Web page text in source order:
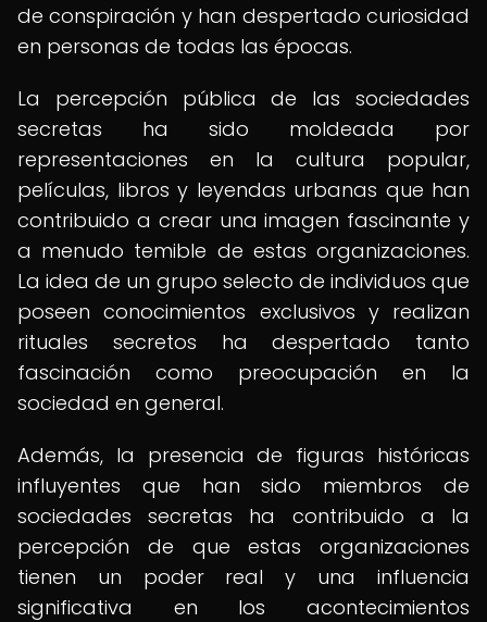
de conspiración y han despertado curiosidad
en personas de todas las épocas.
La percepción pública de las sociedades
secretas ha sido moldeada por
representaciones en la cultura popular,
películas, libros y leyendas urbanas que han
contribuido a crear una imagen fascinante y
a menudo temible de estas organizaciones.
La idea de un grupo selecto de individuos que
poseen conocimientos exclusivos y realizan
rituales secretos ha despertado tanto
fascinación como preocupación en la
sociedad en general.
Además, la presencia de figuras históricas
influyentes que han sido miembros de
sociedades secretas ha contribuido a la
percepción de que estas organizaciones
tienen un poder real y una influencia
significativa en los acontecimientos